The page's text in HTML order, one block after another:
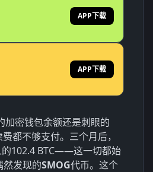
APP下载
APP下载
加密钱包余额还是刺眼的
都不够支付。三个月后，
的102.4 BTC——这一切都始
然发现的SMOG代币。这个